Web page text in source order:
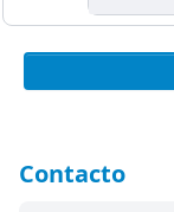
Contacto